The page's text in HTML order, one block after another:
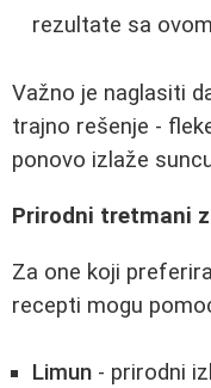
rezultate sa
Važno je naglasiti
trajno rešenje -
ponovo izlaže
Prirodni tretmani
Za one koji
recepti mogu
Limun - prirodni